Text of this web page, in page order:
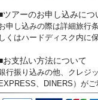
ツアーのお申し込みにつ
申し込みの際は詳細旅行
しくはハードディスク内に
お支払い方法について
行振り込みの他、クレジ
EXPRESS、DINERS）がご